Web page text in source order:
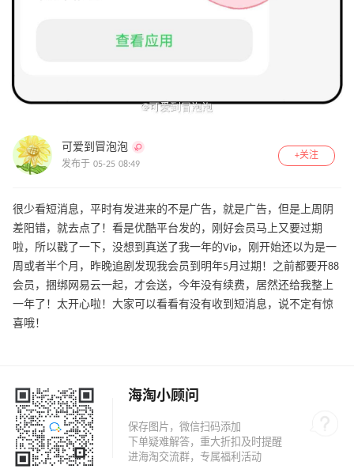
可爱到冒泡泡
发布于 05-25 08:49
+关注
很少看短消息，平时有发进来的不是广告，就是广告，但是上周阴
差阳错，就去点了！看是优酷平台发的，刚好会员马上又要过期
啦，所以戳了一下，没想到真送了我一年的Vip，刚开始还以为是一
周或者半个月，昨晚追剧发现我会员到明年5月过期！之前都要开88
会员，捆绑网易云一起，才会送，今年没有续费，居然还给我整上
一年了！太开心啦！大家可以看看有没有收到短消息，说不定有惊
喜哦！
海淘小顾问